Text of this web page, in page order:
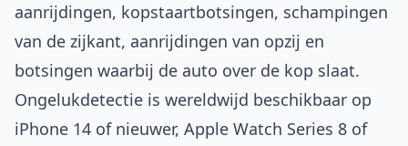
aanrijdingen, kopstaartbotsingen, schampingen
van de zijkant, aanrijdingen van opzij en
botsingen waarbij de auto over de kop slaat.
Ongelukdetectie is wereldwijd beschikbaar op
iPhone 14 of nieuwer, Apple Watch Series 8 of